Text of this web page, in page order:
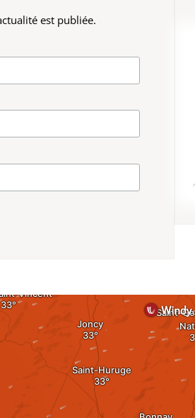
est publiée.